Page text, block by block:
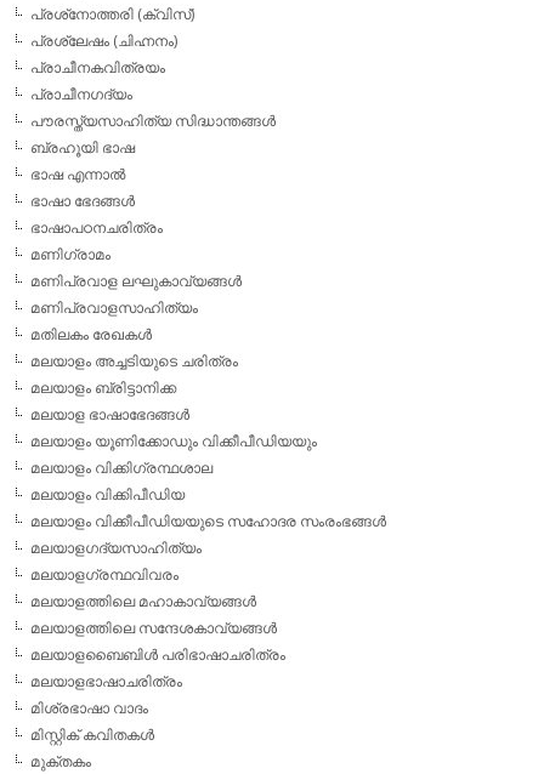
പ്രശ്‌നോത്തരി (ക്വിസ്)
പ്രശ്ലേഷം (ചിഹ്നനം)
പ്രാചീനകവിത്രയം
പ്രാചീനഗദ്യം
പൗരസ്ത്യസാഹിത്യ സിദ്ധാന്തങ്ങള്‍
ബ്രഹൂയി ഭാഷ
ഭാഷ എന്നാല്‍
ഭാഷാ ഭേദങ്ങള്‍
ഭാഷാപഠനചരിത്രം
മണിഗ്രാമം
മണിപ്രവാള ലഘുകാവ്യങ്ങള്‍
മണിപ്രവാളസാഹിത്യം
മതിലകം രേഖകള്‍
മലയാളം അച്ചടിയുടെ ചരിത്രം
മലയാളം ബ്രിട്ടാനിക്ക
മലയാള ഭാഷാഭേദങ്ങള്‍
മലയാളം യൂണിക്കോഡും വിക്കീപീഡിയയും
മലയാളം വിക്കിഗ്രന്ഥശാല
മലയാളം വിക്കിപീഡിയ
മലയാളം വിക്കീപീഡിയയുടെ സഹോദര സംരംഭങ്ങള്‍
മലയാളഗദ്യസാഹിത്യം
മലയാളഗ്രന്ഥവിവരം
മലയാളത്തിലെ മഹാകാവ്യങ്ങള്‍
മലയാളത്തിലെ സന്ദേശകാവ്യങ്ങള്‍
മലയാളബൈബിള്‍ പരിഭാഷാചരിത്രം
മലയാളഭാഷാചരിത്രം
മിശ്രഭാഷാ വാദം
മിസ്റ്റിക് കവിതകള്‍
മുക്തകം